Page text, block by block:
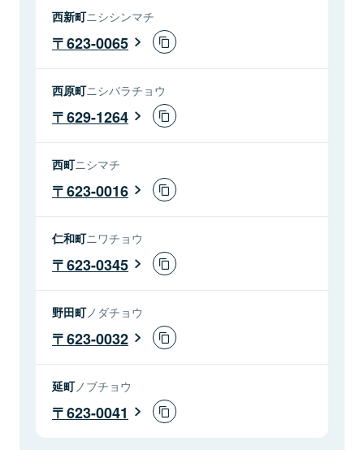
西新町ニシシンマチ
623-0065
西原町ニシバラチョウ
629-1264
西町ニシマチ
623-0016
仁和町ニワチョウ
623-0345
野田町ノダチョウ
623-0032
延町ノブチョウ
623-0041